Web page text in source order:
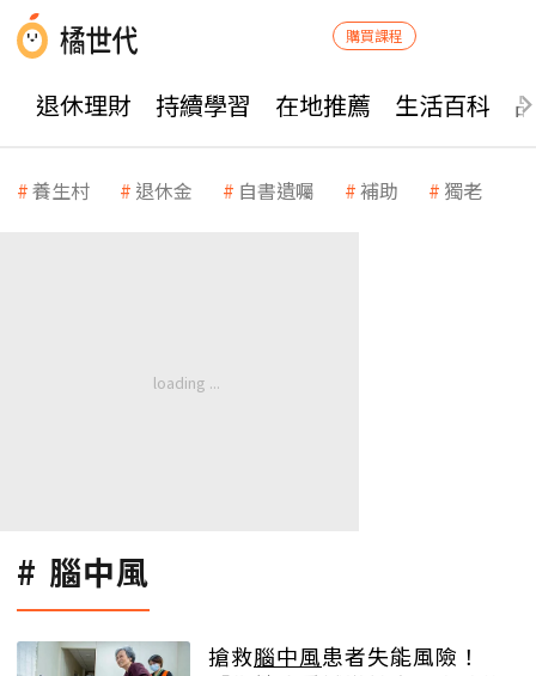
購買課程
退休理財 持續學習 在地推薦 生活百科
養生村 退休金 自書遺囑 補助 獨老
腦中風
搶救腦中風患者失能風險！